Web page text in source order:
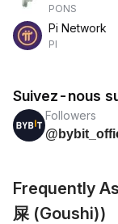
PONS
Pi Network
PI
Suivez-nous
Followers
Frequently
屎 (Goushi))